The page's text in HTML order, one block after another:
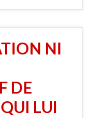
NI
DE
LUI